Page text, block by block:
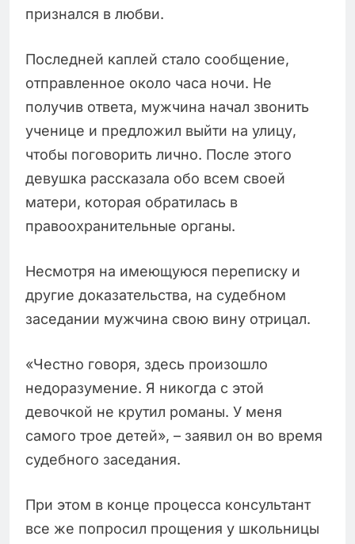
признался в любви.
Последней каплей стало сообщение,
отправленное около часа ночи. Не
получив ответа, мужчина начал звонить
ученице и предложил выйти на улицу,
чтобы поговорить лично. После этого
девушка рассказала обо всем своей
матери, которая обратилась в
правоохранительные органы.
Несмотря на имеющуюся переписку и
другие доказательства, на судебном
заседании мужчина свою вину отрицал.
«Честно говоря, здесь произошло
недоразумение. Я никогда с этой
девочкой не крутил романы. У меня
самого трое детей», – заявил он во время
судебного заседания.
При этом в конце процесса консультант
все же попросил прощения у школьницы